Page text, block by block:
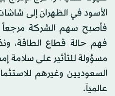
الأسود في الظهران إلى
فأصبح سهم الشركة مرجعاً
فهم حالة قطاع الطاقة،
مسؤولة للتأثير على سلامة
السعوديين وغيرهم
عالمياً.